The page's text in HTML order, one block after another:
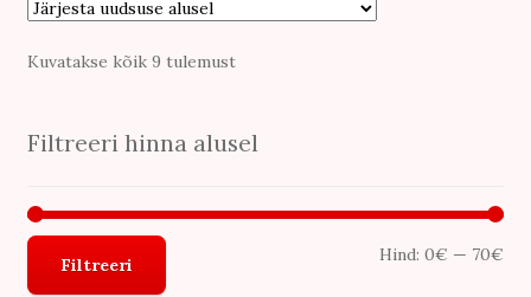
Kuvatakse kõik 9 tulemustSorditud
Filtreeri hinna alusel
Filtreeri Hind:0€ — 70€